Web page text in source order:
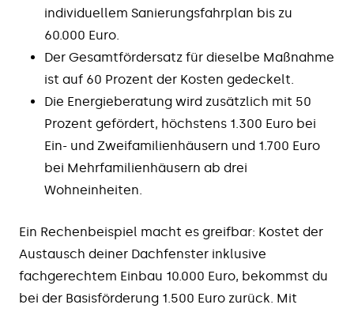
individuellem Sanierungsfahrplan bis zu
60.000 Euro.
Der Gesamtfördersatz für dieselbe Maßnahme
ist auf 60 Prozent der Kosten gedeckelt.
Die Energieberatung wird zusätzlich mit 50
Prozent gefördert, höchstens 1.300 Euro bei
Ein- und Zweifamilienhäusern und 1.700 Euro
bei Mehrfamilienhäusern ab drei
Wohneinheiten.
Ein Rechenbeispiel macht es greifbar: Kostet der
Austausch deiner Dachfenster inklusive
fachgerechtem Einbau 10.000 Euro, bekommst du
bei der Basisförderung 1.500 Euro zurück. Mit